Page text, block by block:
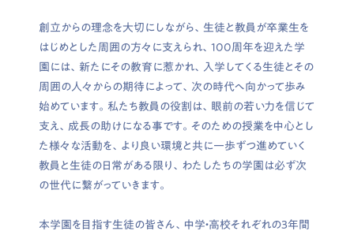
創立からの理念を大切にしながら、生徒と教員が卒業生を
はじめとした周囲の方々に支えられ、100周年を迎えた学
園には、新たにその教育に惹かれ、入学してくる生徒とその
周囲の人々からの期待によって、次の時代へ向かって歩み
始めています。私たち教員の役割は、眼前の若い力を信じて
支え、成長の助けになる事です。そのための授業を中心とし
た様々な活動を、より良い環境と共に一歩ずつ進めていく
教員と生徒の日常がある限り、わたしたちの学園は必ず次
の世代に繋がっていきます。
本学園を目指す生徒の皆さん、中学・高校それぞれの３年間